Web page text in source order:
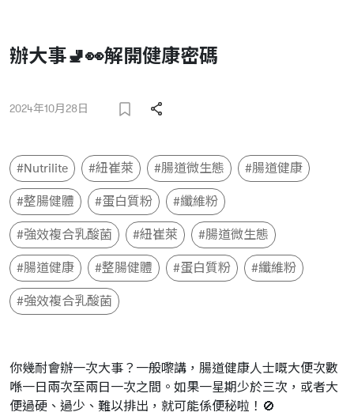
辦大事🚽👀解開健康密碼
2024年10月28日
#Nutrilite #紐崔萊 #腸道微生態
#腸道健康
#整腸健體
#蛋白質粉
#纖維粉
#強效複合乳酸菌
#紐崔萊
#腸道微生態
#腸道健康
#整腸健體 #蛋白質粉
#纖維粉
#強效複合乳酸菌
你幾耐會辦一次大事？一般嚟講，腸道健康人士嘅大便次數
喺一日兩次至兩日一次之間。如果一星期少於三次，或者大
便過硬、過少、難以排出，就可能係便秘啦！🚫